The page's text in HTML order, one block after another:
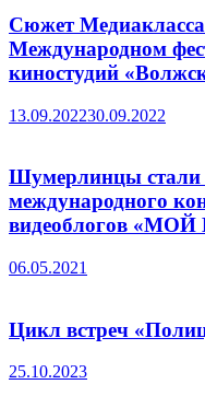
Cюжет
Международном
киностудий
13.09.202230.09.2022
Шумерлинцы стали
международного
видеоблогов
06.05.2021
Цикл встреч
25.10.2023